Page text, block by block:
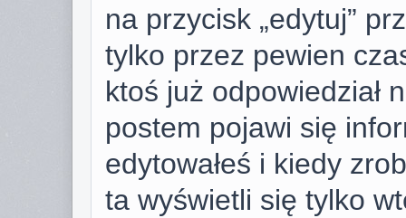
na przycisk „edytuj”
tylko przez pewien
ktoś już odpowiedział
postem pojawi się
edytowałeś i kiedy
ta wyświetli się tylko